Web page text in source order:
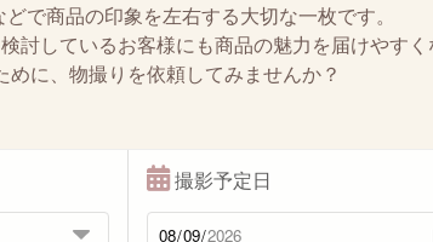
で商品の印象を左右する大切な一枚です。
しているお客様にも商品の魅力を届けやすく
に、物撮りを依頼してみませんか？
撮影予定日